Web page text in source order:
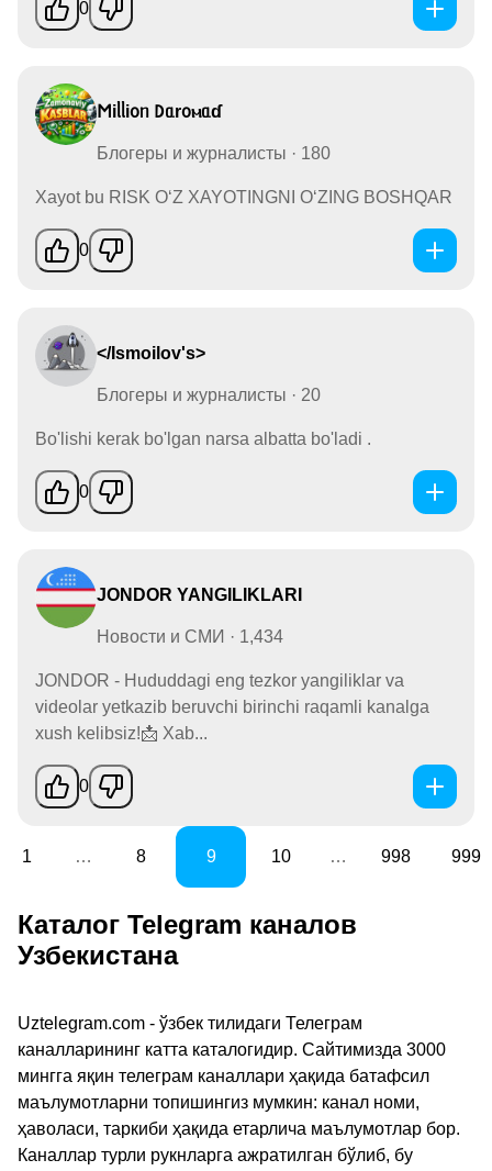
0
𐌑iᥣᥣi᧐ᥒ 𑀥ᥲr᧐ⲙᥲɗ
Блогеры и журналисты · 180
Xayot bu RISK OʻZ XAYOTINGNI OʻZING BOSHQAR
0
</Ismoilov's>
Блогеры и журналисты · 20
Bo'lishi kerak bo'lgan narsa albatta bo'ladi .
0
JONDOR YANGILIKLARI
Новости и СМИ · 1,434
JONDOR - Hududdagi eng tezkor yangiliklar va
videolar yetkazib beruvchi birinchi raqamli kanalga
xush kelibsiz!📩 Xab...
0
1 … 8 9 10 … 998 999
Каталог Telegram каналов
Узбекистана
Uztelegram.com - ўзбек тилидаги Телеграм
каналларининг катта каталогидир. Сайтимизда 3000
мингга яқин телеграм каналлари ҳақида батафсил
маълумотларни топишингиз мумкин: канал номи,
ҳаволаси, таркиби ҳақида етарлича маълумотлар бор.
Каналлар турли рукнларга ажратилган бўлиб, бу